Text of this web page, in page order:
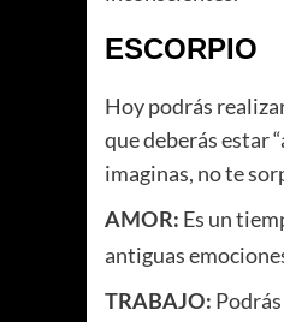
ESCORPIO
Hoy podrás
que deberás estar
imaginas, no te
AMOR: Es un
antiguas
TRABAJO: